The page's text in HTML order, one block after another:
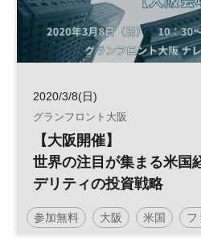
2020/3/8(日)
グランフロント大阪
【大阪開催】
世界の注目が集まる米国
デリティの投資戦略
参加無料 大阪 米国 フ